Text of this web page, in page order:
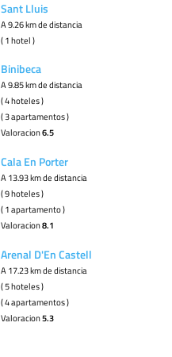
Sant Lluis
A 9.26 km de distancia
( 1 hotel )
Binibeca
A 9.85 km de distancia
( 4 hoteles )
( 3 apartamentos )
Valoracion6.5
Cala En Porter
A 13.93 km de distancia
( 9 hoteles )
( 1 apartamento )
Valoracion8.1
Arenal D'En Castell
A 17.23 km de distancia
( 5 hoteles )
( 4 apartamentos )
Valoracion5.3